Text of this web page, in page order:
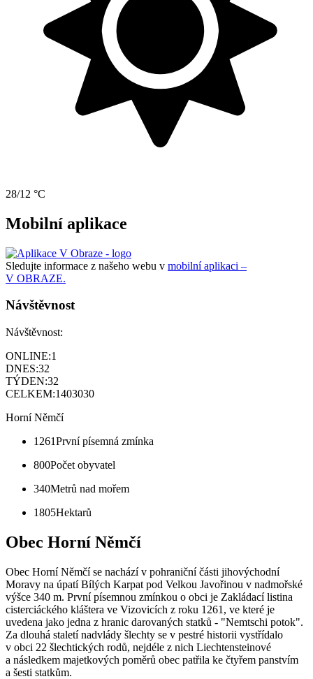
28/12 °C
Mobilní aplikace
Sledujte informace z našeho webu v mobilní aplikaci –
V OBRAZE.
Návštěvnost
Návštěvnost:
ONLINE:1
DNES:32
TÝDEN:32
CELKEM:1403030
Horní Němčí
1261První písemná zmínka
800Počet obyvatel
340Metrů nad mořem
1805Hektarů
Obec Horní Němčí
Obec Horní Němčí se nachází v pohraniční části jihovýchodní
Moravy na úpatí Bílých Karpat pod Velkou Javořinou v nadmořské
výšce 340 m. První písemnou zmínkou o obci je Zakládací listina
cisterciáckého kláštera ve Vizovicích z roku 1261, ve které je
uvedena jako jedna z hranic darovaných statků - "Nemtschi potok".
Za dlouhá staletí nadvlády šlechty se v pestré historii vystřídalo
v obci 22 šlechtických rodů, nejdéle z nich Liechtensteinové
a následkem majetkových poměrů obec patřila ke čtyřem panstvím
a šesti statkům.